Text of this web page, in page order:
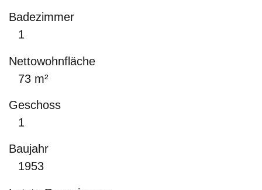
Badezimmer
1
Nettowohnfläche
73 m²
Geschoss
1
Baujahr
1953